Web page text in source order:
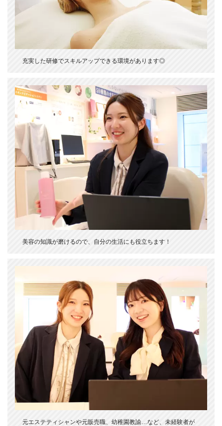
充実した研修でスキルアップできる環境があります◎
美容の知識が磨けるので、自分の生活にも役立ちます！
元エステティシャンや元販売職、幼稚園教諭…など、未経験者が